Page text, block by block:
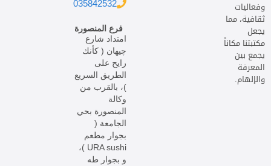
وفعاليات
ثقافية، مما
يجعل
مكتبتنا مكاناً
يجمع بين
المعرفة
والإلهام.
035842532
فرع المنصورة
امتداد شارع
چيهان ( كأنك
رايح على
الطريق السريع
)، بالقرب من
وكالة
المنصورة بحي
الجامعة (
بجوار مطعم
URA sushi )،
و بجوار طه